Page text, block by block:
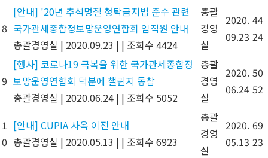
8
[안내] '20년 추석명절 청탁금지법 준수 관련
국가관세종합정보망운영연합회 임직원 안내
총괄경영실 | 2020.09.23 | | 조회수 4424
총괄
경영
실
2020.
09.23
44
24
9
[행사] 코로나19 극복을 위한 국가관세종합정
보망운영연합회 덕분에 챌린지 동참
총괄경영실 | 2020.06.24 | | 조회수 5052
총괄
경영
실
2020.
06.24
50
52
1
0
[안내] CUPIA 사옥 이전 안내
총괄경영실 | 2020.05.13 | | 조회수 6923
총괄
경영
실
2020.
05.13
69
23